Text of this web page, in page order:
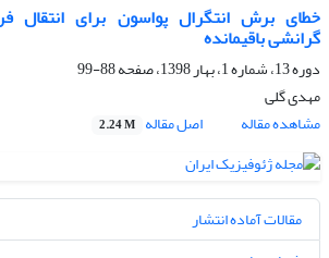
خطای برش انتگرال پواسون برای انتقال
گرانشی باقیمانده
دوره 13، شماره 1، بهار 1398، صفحه
88-99
مهدی گلی
مشاهده مقاله
اصل مقاله 2.24 M
مقالات آماده انتشار